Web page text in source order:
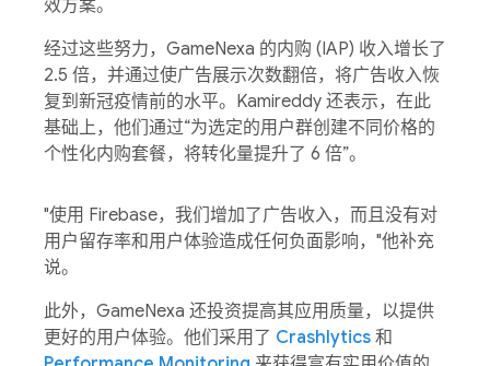
效方案。
经过这些努力，GameNexa 的内购 (IAP) 收入增长了
2.5 倍，并通过使广告展示次数翻倍，将广告收入恢
复到新冠疫情前的水平。Kamireddy 还表示，在此
基础上，他们通过“为选定的用户群创建不同价格的
个性化内购套餐，将转化量提升了 6 倍”。
"使用 Firebase，我们增加了广告收入，而且没有对
用户留存率和用户体验造成任何负面影响，"他补充
说。
此外，GameNexa 还投资提高其应用质量，以提供
更好的用户体验。他们采用了 Crashlytics 和